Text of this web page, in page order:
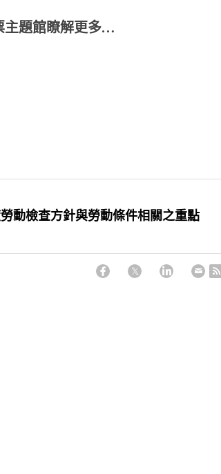
主題館瞭解更多…
動檢查方針與勞動條件相關之重點